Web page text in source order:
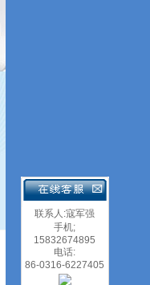
联系人:寇军强
手机;
15832674895
电话:
86-0316-6227405